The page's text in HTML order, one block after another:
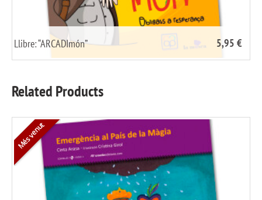
Llibre: “ARCADImón” 5,95 €
/share it
Related Products
Més venut